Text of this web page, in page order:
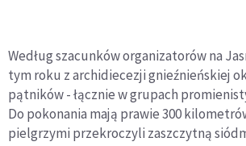
Według szacunków organizatorów na
tym roku z archidiecezji gnieźnieńskiej
pątników - łącznie w grupach
Do pokonania mają prawie 300
pielgrzymi przekroczyli zaszczytną